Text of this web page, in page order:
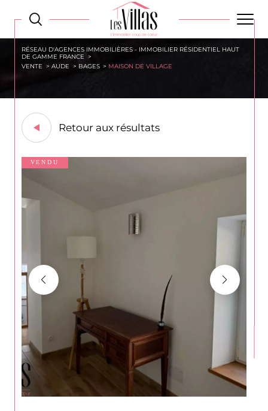
RÉSEAU D'AGENCES IMMOBILIÈRES - IMMOBILIER RÉSIDENTIEL HAUT
DE GAMME FRANCE
VENTE
AUDE BAGES MAISON DE VILLAGE
Retour aux résultats
VENDU